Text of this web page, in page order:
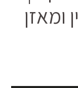
ומאזן